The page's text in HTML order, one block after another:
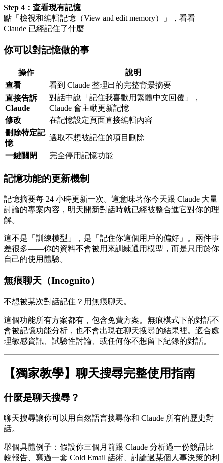
Step 4：查看現有記憶
點「檢視和編輯記憶（View and edit memory）」，看看
Claude 已經記住了什麼
你可以對記憶做的事
操作
說明
查看
看到 Claude 整理出的完整背景摘要
直接告訴
Claude
對話中說「記住我喜歡用繁體中文回覆」，
Claude 會主動更新記憶
修改
在記憶設定頁面直接編輯內容
刪除特定記
憶
選取不想被記住的項目刪除
一鍵關閉 完全停用記憶功能
記憶功能的更新機制
記憶摘要每 24 小時更新一次。這意味著你今天跟 Claude 大量
討論的專案內容，明天開新對話時就已經被整合進它對你的理
解。
這不是「訓練模型」，是「記住你這個用戶的偏好」。兩件事
差很多——你的資料不會被用來訓練通用模型，而是只用於你
自己的使用體驗。
無痕聊天（Incognito）
不想被某次對話記住？用無痕聊天。
這個功能所有方案都有，包含免費方案。無痕模式下的對話不
會被記憶功能分析，也不會出現在聊天搜尋的結果裡。適合處
理敏感資訊、試驗性討論、或任何你不想留下紀錄的對話。
【獨家教學】聊天搜尋完整使用指南
什麼是聊天搜尋？
聊天搜尋讓你可以用自然語言搜尋你和 Claude 所有的歷史對
話。
舉個具體例子：假設你三個月前跟 Claude 分析過一份競品比
較報告、寫過一套 Cold Email 話術、討論過某個人事決策的利